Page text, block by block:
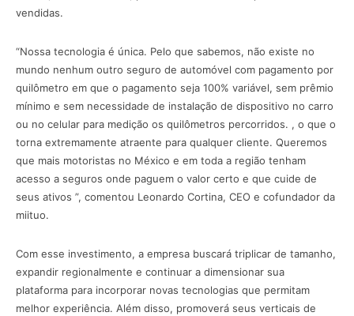
vendidas.
“Nossa tecnologia é única. Pelo que sabemos, não existe no
mundo nenhum outro seguro de automóvel com pagamento por
quilômetro em que o pagamento seja 100% variável, sem prêmio
mínimo e sem necessidade de instalação de dispositivo no carro
ou no celular para medição os quilômetros percorridos. , o que o
torna extremamente atraente para qualquer cliente. Queremos
que mais motoristas no México e em toda a região tenham
acesso a seguros onde paguem o valor certo e que cuide de
seus ativos ”, comentou Leonardo Cortina, CEO e cofundador da
miituo.
Com esse investimento, a empresa buscará triplicar de tamanho,
expandir regionalmente e continuar a dimensionar sua
plataforma para incorporar novas tecnologias que permitam
melhor experiência. Além disso, promoverá seus verticais de